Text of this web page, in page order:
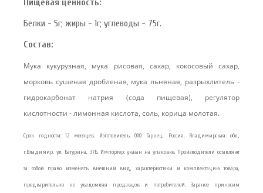
Пищевая ценность:
Белки - 5г; жиры - 1г; углеводы - 75г.
Состав:
Мука кукурузная, мука рисовая, сахар, кокосовый сахар,
морковь сушеная дробленая, мука льняная, разрыхлитель -
гидрокарбонат натрия (сода пищевая), регулятор
кислотности - лимонная кислота, соль, корица молотая.
Срок годности: 12 месяцев. Изготовитель: ООО Гарнец, Россия, Владимирская обл.,
г.Владимир, ул. Батурина, 37Б. Импортер: указан на упаковке. Производители оставляют
за собой право изменять внешний вид, характеристики и комплектацию товара,
предварительно не уведомляя продавцов и потребителей. Заранее приносим